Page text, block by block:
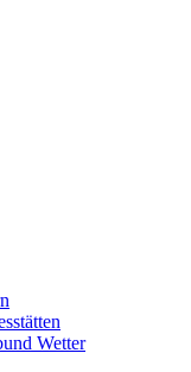
Wetter